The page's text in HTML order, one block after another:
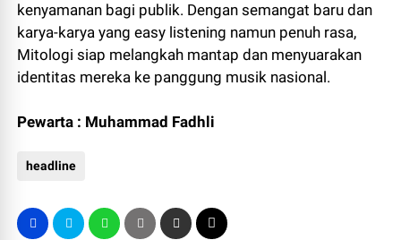
kenyamanan bagi publik. Dengan semangat baru dan
karya-karya yang easy listening namun penuh rasa,
Mitologi siap melangkah mantap dan menyuarakan
identitas mereka ke panggung musik nasional.
Pewarta : Muhammad Fadhli
headline